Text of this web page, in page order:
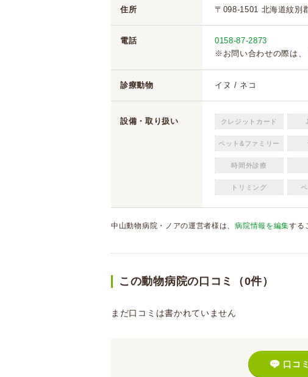
住所 〒098-1501 北海道紋別
電話
0158-87-2873
※お問い合わせの際は、
診療動物 イヌ / ネコ
設備・取り扱い クレジットカード
ペット&ファミリー
時間外診療
トリミング
中山動物病院・ノアの運営者様は、病院情報を編集する
この動物病院の口コミ（0件）
まだ口コミは書かれていません
口コ